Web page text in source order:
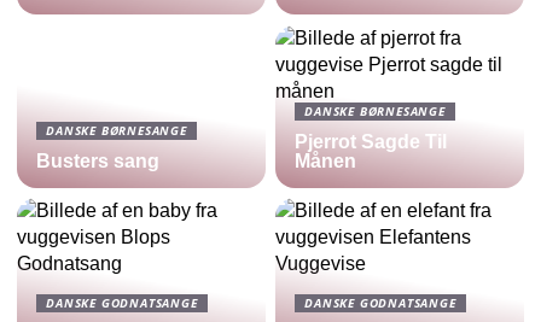
DANSKE BØRNESANGE
Busters sang
DANSKE BØRNESANGE
Pjerrot Sagde Til
Månen
DANSKE GODNATSANGE DANSKE GODNATSANGE